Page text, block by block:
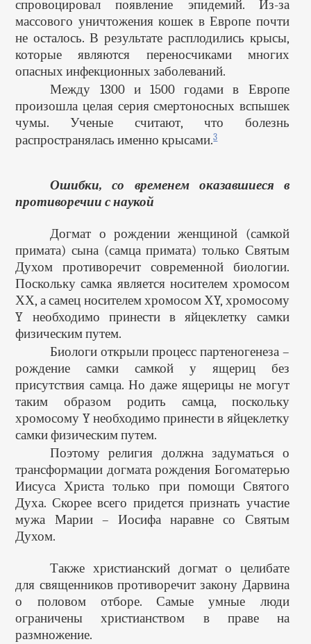
спровоцировал появление эпидемий. Из-за
массового уничтожения кошек в Европе почти
не осталось. В результате расплодились крысы,
которые являются переносчиками многих
опасных инфекционных заболеваний.
Между 1300 и 1500 годами в Европе
произошла целая серия смертоносных вспышек
чумы. Ученые считают, что болезнь
распространялась именно крысами.3
Ошибки, со временем оказавшиеся в
противоречии с наукой
Догмат о рождении женщиной (самкой
примата) сына (самца примата) только Святым
Духом противоречит современной биологии.
Поскольку самка является носителем хромосом
ХХ, а самец носителем хромосом ХY, хромосому
Y необходимо принести в яйцеклетку самки
физическим путем.
Биологи открыли процесс партеногенеза –
рождение самки самкой у ящериц без
присутствия самца. Но даже ящерицы не могут
таким образом родить самца, поскольку
хромосому Y необходимо принести в яйцеклетку
самки физическим путем.
Поэтому религия должна задуматься о
трансформации догмата рождения Богоматерью
Иисуса Христа только при помощи Святого
Духа. Скорее всего придется признать участие
мужа Марии – Иосифа наравне со Святым
Духом.
Также христианский догмат о целибате
для священников противоречит закону Дарвина
о половом отборе. Самые умные люди
ограничены христианством в праве на
размножение.